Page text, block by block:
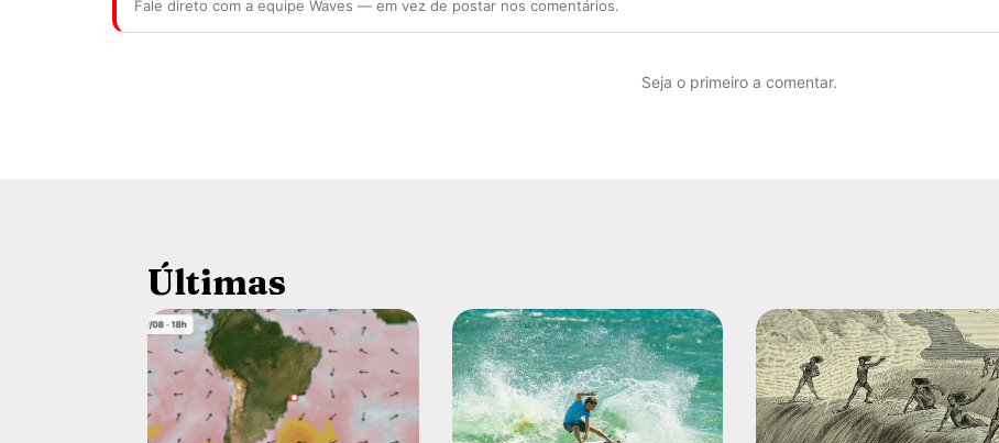
Fale direto com a equipe Waves — em vez de postar nos comentários.
Seja o primeiro a comentar.
Últimas